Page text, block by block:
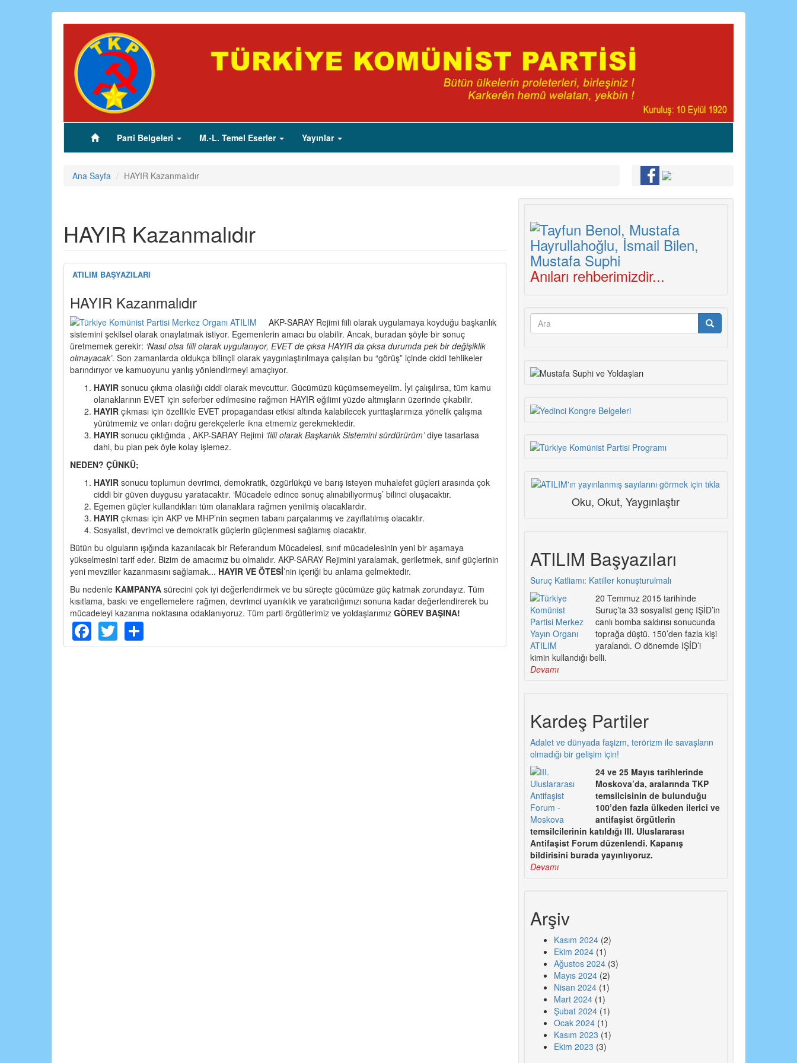
(current)Parti Belgeleri M.-L. Temel Eserler Yayınlar
Ana Sayfa HAYIR Kazanmalıdır
HAYIR Kazanmalıdır
ATILIM BAŞYAZILARI
HAYIR Kazanmalıdır
AKP-SARAY Rejimi fiili olarak uygulamaya koyduğu başkanlık
sistemini şekilsel olarak onaylatmak istiyor. Egemenlerin amacı bu olabilir. Ancak, buradan şöyle bir sonuç
üretmemek gerekir: ‘Nasıl olsa fiili olarak uygulanıyor, EVET de çıksa HAYIR da çıksa durumda pek bir değişiklik
olmayacak’. Son zamanlarda oldukça bilinçli olarak yaygınlaştırılmaya çalışılan bu “görüş” içinde ciddi tehlikeler
barındırıyor ve kamuoyunu yanlış yönlendirmeyi amaçlıyor.
HAYIR sonucu çıkma olasılığı ciddi olarak mevcuttur. Gücümüzü küçümsemeyelim. İyi çalışılırsa, tüm kamu
olanaklarının EVET için seferber edilmesine rağmen HAYIR eğilimi yüzde altmışların üzerinde çıkabilir.
HAYIR çıkması için özellikle EVET propagandası etkisi altında kalabilecek yurttaşlarımıza yönelik çalışma
yürütmemiz ve onları doğru gerekçelerle ikna etmemiz gerekmektedir.
HAYIR sonucu çıktığında , AKP-SARAY Rejimi ‘fiili olarak Başkanlık Sistemini sürdürürüm’diye tasarlasa
dahi, bu plan pek öyle kolay işlemez.
NEDEN? ÇÜNKÜ;
HAYIR sonucu toplumun devrimci, demokratik, özgürlükçü ve barış isteyen muhalefet güçleri arasında çok
ciddi bir güven duygusu yaratacaktır. ‘Mücadele edince sonuç alınabiliyormuş’ bilinci oluşacaktır.
Egemen güçler kullandıkları tüm olanaklara rağmen yenilmiş olacaklardır.
HAYIR çıkması için AKP ve MHP’nin seçmen tabanı parçalanmış ve zayıflatılmış olacaktır.
Sosyalist, devrimci ve demokratik güçlerin güçlenmesi sağlamış olacaktır.
Bütün bu olguların ışığında kazanılacak bir Referandum Mücadelesi, sınıf mücadelesinin yeni bir aşamaya
yükselmesini tarif eder. Bizim de amacımız bu olmalıdır. AKP-SARAY Rejimini yaralamak, geriletmek, sınıf güçlerinin
yeni mevziiler kazanmasını sağlamak... HAYIR VE ÖTESİ’nin içeriği bu anlama gelmektedir.
Bu nedenle KAMPANYA sürecini çok iyi değerlendirmek ve bu süreçte gücümüze güç katmak zorundayız. Tüm
kısıtlama, baskı ve engellemelere rağmen, devrimci uyanıklık ve yaratıcılığımızı sonuna kadar değerlendirerek bu
mücadeleyi kazanma noktasına odaklanıyoruz. Tüm parti örgütlerimiz ve yoldaşlarımız GÖREV BAŞINA!
Facebook
Twitter
Anıları rehberimizdir...
Arama
Oku, Okut, Yaygınlaştır
ATILIM Başyazıları
Suruç Katliamı: Katiller konuşturulmalı
20 Temmuz 2015 tarihinde
Suruç’ta 33 sosyalist genç IŞİD’in
canlı bomba saldırısı sonucunda
toprağa düştü. 150’den fazla kişi
yaralandı. O dönemde IŞİD’i
kimin kullandığı belli.
Devamı
Kardeş Partiler
Adalet ve dünyada faşizm, terörizm ile savaşların
olmadığı bir gelişim için!
24 ve 25 Mayıs tarihlerinde
Moskova’da, aralarında TKP
temsilcisinin de bulunduğu
100’den fazla ülkeden ilerici ve
antifaşist örgütlerin
temsilcilerinin katıldığı III. Uluslararası
Antifaşist Forum düzenlendi. Kapanış
bildirisini burada yayınlıyoruz.
Devamı
Arşiv
Kasım 2024(2)
Ekim 2024(1)
Ağustos 2024(3)
Mayıs 2024(2)
Nisan 2024(1)
Mart 2024(1)
Şubat 2024(1)
Ocak 2024(1)
Kasım 2023 (1)
Ekim 2023 (3)